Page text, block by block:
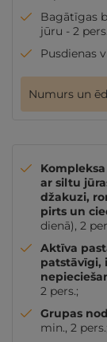
Bagātīgas
jūru - 2
Pusdienas
Numurs un
ar siltu
džakuzi,
pirts un
dienā), 2
Aktīva
patstāvīgi,
2 pers.;
Grupas
min., 2 pers.;